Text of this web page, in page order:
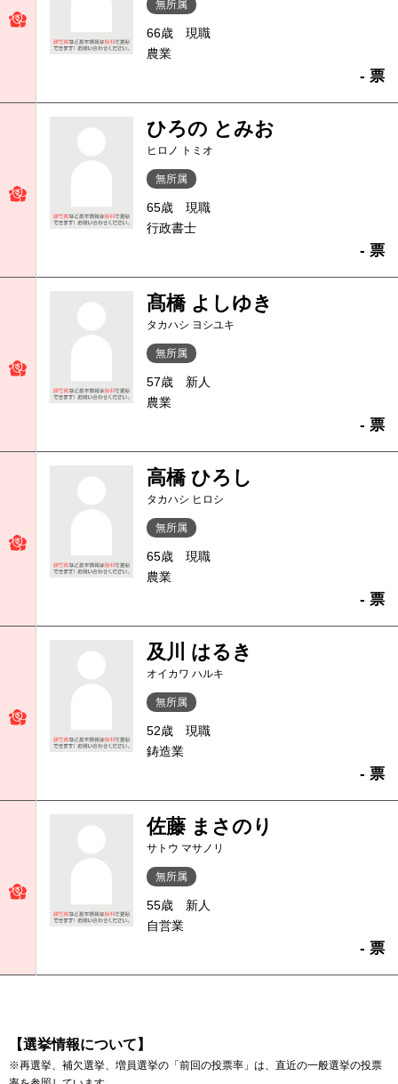
無所属
66歳
現職
農業
- 票
ひろの とみお
ヒロノ トミオ
無所属
65歳
現職
行政書士
- 票
髙橋 よしゆき
タカハシ ヨシユキ
無所属
57歳
新人
農業
- 票
高橋 ひろし
タカハシ ヒロシ
無所属
65歳
現職
農業
- 票
及川 はるき
オイカワ ハルキ
無所属
52歳
現職
鋳造業
- 票
佐藤 まさのり
サトウ マサノリ
無所属
55歳
新人
自営業
- 票
【選挙情報について】
※再選挙、補欠選挙、増員選挙の「前回の投票率」は、直近の一般選挙の投票